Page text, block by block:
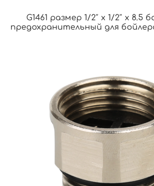
G1461 размер 1/2″ x 1/2″ x 8.5
предохранительный для